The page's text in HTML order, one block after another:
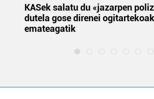
KASek salatu du «jazarpen
dutela gose direnei ogitartekoak
emateagatik